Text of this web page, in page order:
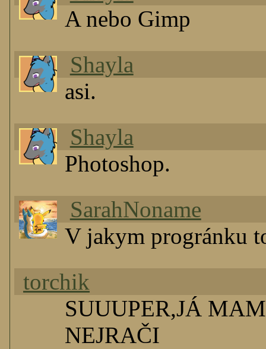
A nebo Gimp
Shayla
asi.
Shayla
Photoshop.
SarahNoname
V jakym progránku
torchik
SUUUPER,JÁ
NEJRAČI